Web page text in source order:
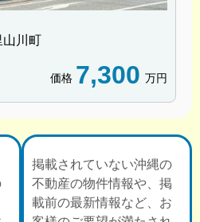
山川町
価格 7,300 万円
掲載されていない沖縄の
不動産の物件情報や、掲
載前の最新情報など、お